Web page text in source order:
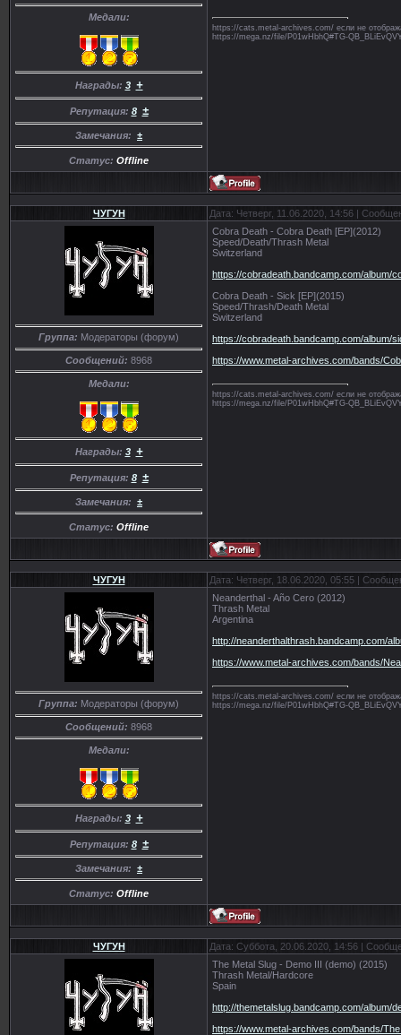
Медали:
Награды: 3 +
Репутация: 8 ±
Замечания: ±
Статус: Offline
https://cats.metal-archives.com/ если не
https://mega.nz/file/P01wHbhQ#TG-
ЧУГУН Дата: Четверг, 11.06.2020, 14:56 |
Группа: Модераторы (форум)
Сообщений: 8968
Медали:
Награды: 3 +
Репутация: 8 ±
Замечания: ±
Статус: Offline
Cobra Death - Cobra Death [EP](2012)
Speed/Death/Thrash Metal
Switzerland
https://cobradeath.bandcamp.com/album/
Cobra Death - Sick [EP](2015)
Speed/Thrash/Death Metal
Switzerland
https://cobradeath.bandcamp.com/album/
https://www.metal-archives.com/bands/
https://cats.metal-archives.com/ если не
https://mega.nz/file/P01wHbhQ#TG-
ЧУГУН Дата: Четверг, 18.06.2020, 05:55 |
Группа: Модераторы (форум)
Сообщений: 8968
Медали:
Награды: 3 +
Репутация: 8 ±
Замечания: ±
Статус: Offline
Neanderthal - Año Cero (2012)
Thrash Metal
Argentina
http://neanderthalthrash.bandcamp.com/
https://www.metal-archives.com/bands/
https://cats.metal-archives.com/ если не
https://mega.nz/file/P01wHbhQ#TG-
ЧУГУН Дата: Суббота, 20.06.2020, 14:56 |
The Metal Slug - Demo III (demo) (2015)
Thrash Metal/Hardcore
Spain
http://themetalslug.bandcamp.com/album/
https://www.metal-archives.com/bands/